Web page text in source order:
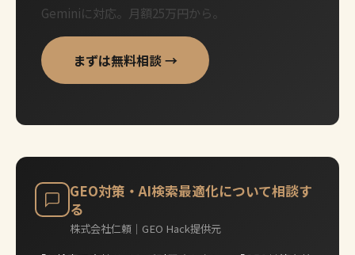
Geminiに対応。月額25万円から。
まずは無料相談 →
GEO対策・AI検索最適化について相談す
る
株式会社仁頼｜GEO Hack提供元